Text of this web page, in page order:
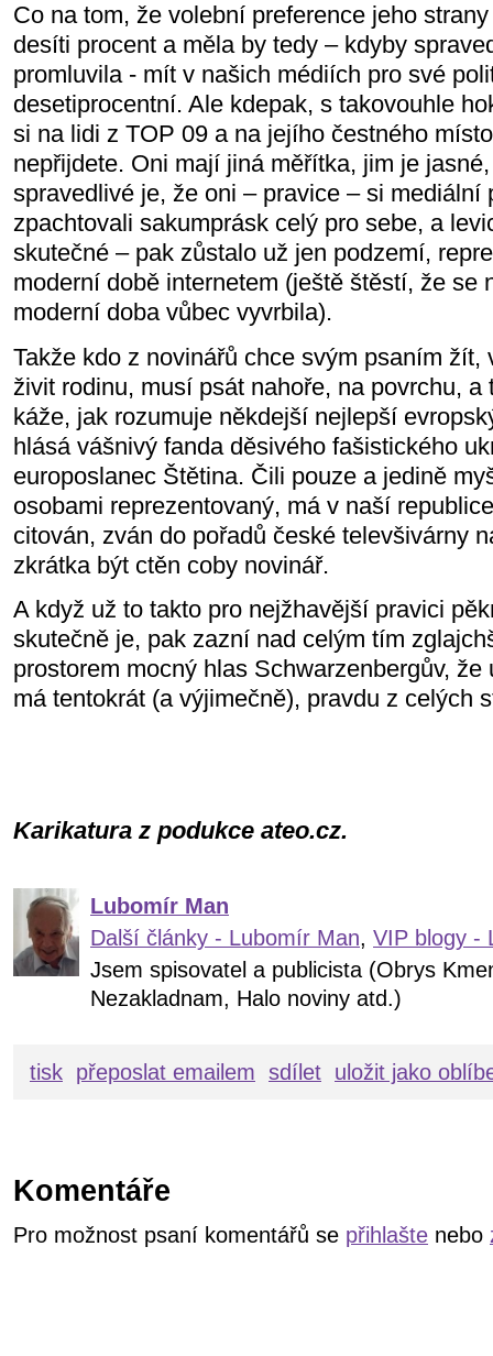
Co na tom, že volební preference jeho
desíti procent a měla by tedy – kdyby
promluvila - mít v našich médiích pro své
desetiprocentní. Ale kdepak, s takovouhle
si na lidi z TOP 09 a na jejího čestného
nepřijdete. Oni mají jiná měřítka, jim je
spravedlivé je, že oni – pravice – si mediální
zpachtovali sakumprásk celý pro sebe, a
skutečné – pak zůstalo už jen podzemí,
moderní době internetem (ještě štěstí, že se
moderní doba vůbec vyvrbila).
Takže kdo z novinářů chce svým psaním žít,
živit rodinu, musí psát nahoře, na povrchu, a
káže, jak rozumuje někdejší nejlepší
hlásá vášnivý fanda děsivého fašistického
europoslanec Štětina. Čili pouze a jedině
osobami reprezentovaný, má v naší
citován, zván do pořadů české televšivárny
zkrátka být ctěn coby novinář.
A když už to takto pro nejžhavější pravici
skutečně je, pak zazní nad celým tím
prostorem mocný hlas Schwarzenbergův, že
má tentokrát (a výjimečně), pravdu z celých
Karikatura z podukce ateo.cz.
Lubomír Man
Další články - Lubomír Man, VIP blogy -
Jsem spisovatel a publicista (Obrys
Nezakladnam, Halo noviny atd.)
tisk přeposlat emailem sdílet uložit jako
Komentáře
Pro možnost psaní komentářů se přihlašte nebo